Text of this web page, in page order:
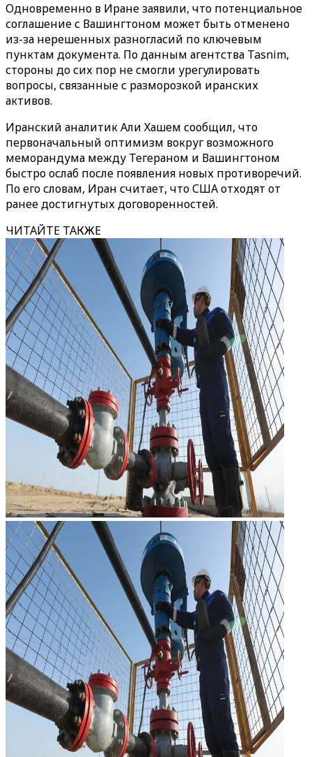
Одновременно в Иране заявили, что потенциальное
соглашение с Вашингтоном может быть отменено
из-за нерешенных разногласий по ключевым
пунктам документа. По данным агентства Tasnim,
стороны до сих пор не смогли урегулировать
вопросы, связанные с разморозкой иранских
активов.
Иранский аналитик Али Хашем сообщил, что
первоначальный оптимизм вокруг возможного
меморандума между Тегераном и Вашингтоном
быстро ослаб после появления новых противоречий.
По его словам, Иран считает, что США отходят от
ранее достигнутых договоренностей.
ЧИТАЙТЕ ТАКЖЕ